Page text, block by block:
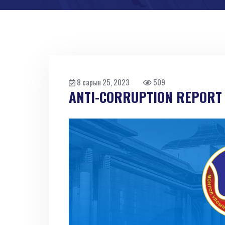
8 сарын 25, 2023 509
ANTI-СORRUPTION